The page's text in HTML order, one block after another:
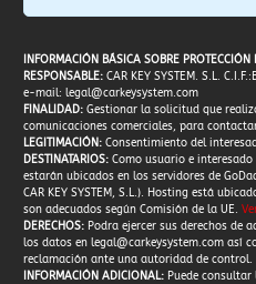
INFORMACIÓN BÁSICA SOBRE PROTECCIÓN
RESPONSABLE: CAR KEY SYSTEM. S.L.
e-mail: legal@carkeysystem.com
FINALIDAD: Gestionar la solicitud que
comunicaciones comerciales, para
LEGITIMACIÓN: Consentimiento del
DESTINATARIOS: Como usuario e
estarán ubicados en los servidores de
CAR KEY SYSTEM, S.L.). Hosting está
son adecuados según Comisión de la UE.
DERECHOS: Podra ejercer sus derechos de
los datos en legal@carkeysystem.com así
reclamación ante una autoridad de control.
INFORMACIÓN ADICIONAL: Puede